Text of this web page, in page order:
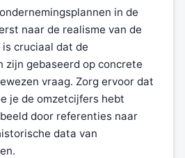
in de
naar de realisme van de
cruciaal dat de
zijn gebaseerd op concrete
vraag. Zorg ervoor dat
je de omzetcijfers hebt
door referenties naar
data van